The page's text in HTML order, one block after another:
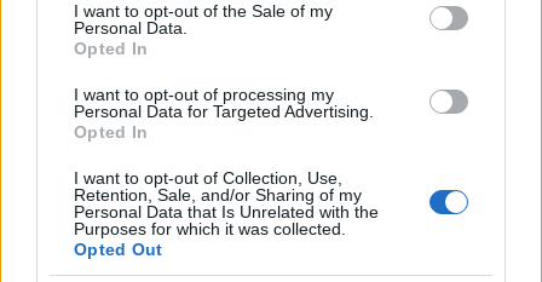
I want to opt-out of the Sale of my
Personal Data.
Opted In
I want to opt-out of processing my
Personal Data for Targeted Advertising.
Opted In
I want to opt-out of Collection, Use,
Retention, Sale, and/or Sharing of my
Personal Data that Is Unrelated with the
Purposes for which it was collected.
Opted Out
Darren Criss